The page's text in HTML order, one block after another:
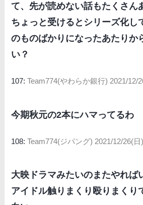
て、先が読めない話もたくさん
ちょっと受けるとシリーズ化し
のものばかりになったあたりか
い？
107:Team774(やわらか銀行) 2021/12/
今期秋元の2本にハマってるわ
108:Team774(ジパング) 2021/12/26(
大映ドラマみたいのまたやれば
アイドル触りまくり殴りまくり